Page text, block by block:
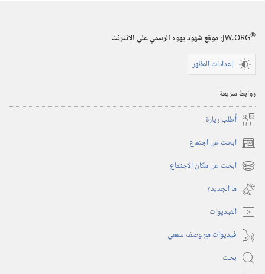
JW.ORG®
:‏ موقع شهود يهوه الرسمي على الانترنت
إعدادات المظهر
روابط سريعة
أُطلب زيارة
ابحث عن اجتماع (يفتح
نافذة ابحث عن مكان الاجتماع (يفتح
نافذة
جديدة)
ما الجديد؟‏
الفيديوات
فيديوات مع وصف سمعي
بحث